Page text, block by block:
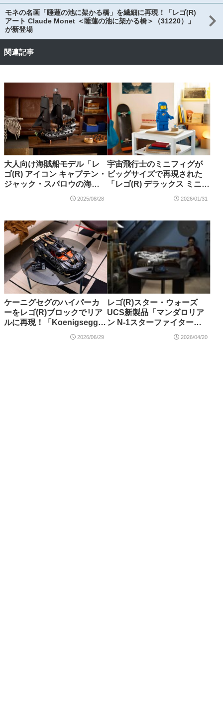
モネの名画「睡蓮の池に架かる橋」を繊細に再現！「レゴ(R)
アート Claude Monet ＜睡蓮の池に架かる橋＞（31220）」
が新登場
関連記事
大人向け海賊船モデル「レ
ゴ(R) アイコン キャプテン・
ジャック・スパロウの海賊
船（10365）」2025年9月新
登場【購入特典情報あり】
2025/08/28
宇宙飛行士のミニフィグが
ビッグサイズで再現された
「レゴ(R) デラックス ミニフ
ィギュア＜宇宙飛行士 － ブ
ルー＞（40921）」が登場！
2026/01/31
ケーニグセグのハイパーカ
ーをレゴ(R)ブロックでリア
ルに再現！「Koenigsegg
Sadair's Spear メガカー
（42232）」2026年7月発売
2026/06/29
レゴ(R)スター・ウォーズ
UCS新製品「マンダロリア
ン N-1スターファイター
（75442）」2026年5月発
売！【購入特典情報あり】
2026/04/20